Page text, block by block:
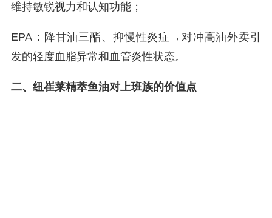
维持敏锐视力和认知功能；
EPA：降甘油三酯、抑慢性炎症→对冲高油外卖引
发的轻度血脂异常和血管炎性状态。
二、纽崔莱精萃鱼油对上班族的价值点